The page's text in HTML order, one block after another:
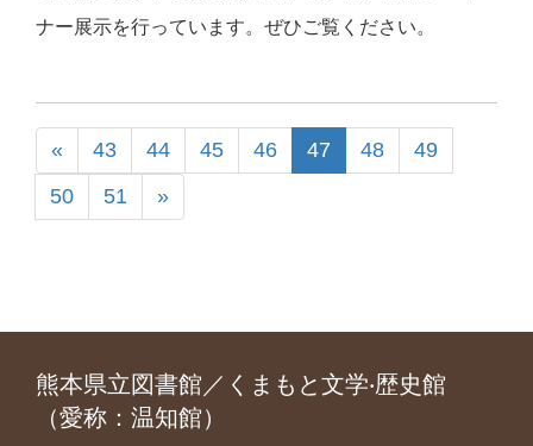
ナー展示を行っています。ぜひご覧ください。
« 43 44 45 46 47 48
49
50
51 »
熊本県立図書館／くまもと文学‧歴史館
（愛称：温知館）